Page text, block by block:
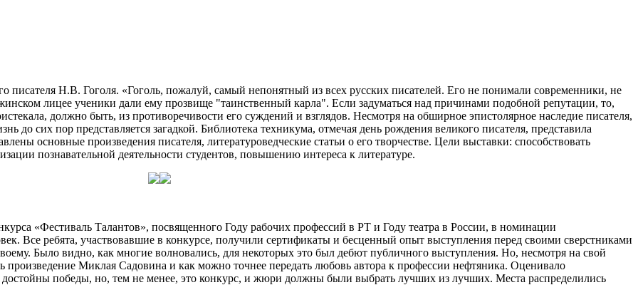
писателя Н.В. Гоголя. «Гоголь, пожалуй, самый непонятный из всех русских писателей. Его не понимали современники, не
лицее ученики дали ему прозвище "таинственный карла". Если задуматься над причинами подобной репутации, то,
должно быть, из противоречивости его суждений и взглядов. Несмотря на обширное эпистолярное наследие писателя,
до сих пор представляется загадкой. Библиотека техникума, отмечая день рождения великого писателя, представила
основные произведения писателя, литературоведческие статьи о его творчестве. Цели выставки: способствовать
познавательной деятельности студентов, повышению интереса к литературе.
«Фестиваль Талантов», посвященного Году рабочих профессий в РТ и Году театра в России, в номинации
Все ребята, участвовавшие в конкурсе, получили сертификаты и бесценный опыт выступления перед своими сверстниками
Было видно, как многие волновались, для некоторых это был дебют публичного выступления. Но, несмотря на свой
произведение Миклая Садовина и как можно точнее передать любовь автора к профессии нефтяника. Оценивало
победы, но, тем не менее, это конкурс, и жюри должны были выбрать лучших из лучших. Места распределились